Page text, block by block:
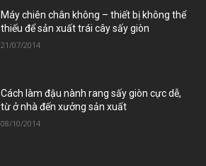
Máy chiên chân không – thiết bị không thể
thiếu để sản xuất trái cây sấy giòn
21/07/2014
Cách làm đậu nành rang sấy giòn cực dễ,
từ ở nhà đến xưởng sản xuất
08/10/2014